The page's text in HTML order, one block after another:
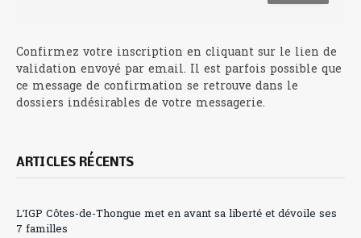
Confirmez votre inscription en cliquant sur le lien de
validation envoyé par email. Il est parfois possible que
ce message de confirmation se retrouve dans le
dossiers indésirables de votre messagerie.
ARTICLES RÉCENTS
L’IGP Côtes-de-Thongue met en avant sa liberté et dévoile ses
7 familles